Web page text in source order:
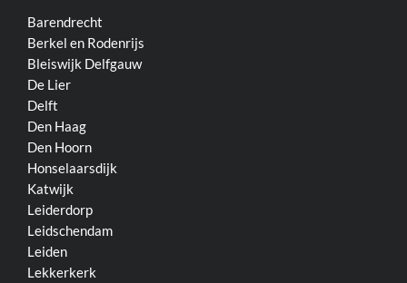
Barendrecht
Berkel en Rodenrijs
Bleiswijk Delfgauw
De Lier
Delft
Den Haag
Den Hoorn
Honselaarsdijk
Katwijk
Leiderdorp
Leidschendam
Leiden
Lekkerkerk